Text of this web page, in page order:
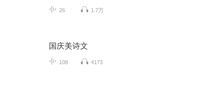
26 1.7万
国庆美诗文
108 4173